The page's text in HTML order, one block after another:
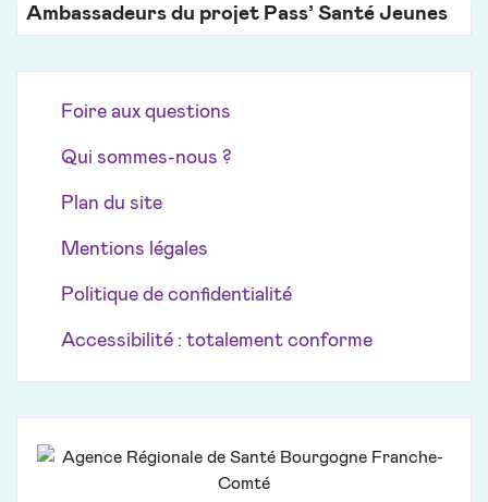
Ambassadeurs du projet Pass’ Santé Jeunes
Foire aux questions
Qui sommes-nous ?
Plan du site
Mentions légales
Politique de confidentialité
Accessibilité : totalement conforme